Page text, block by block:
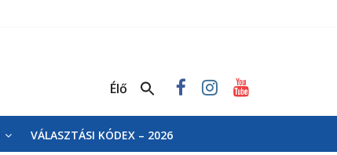
Élő
VÁLASZTÁSI KÓDEX – 2026